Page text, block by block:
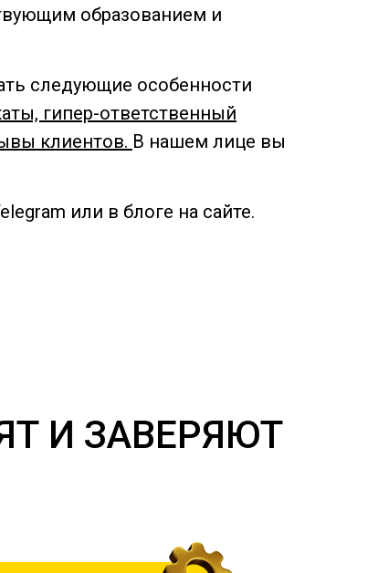
образованием и
следующие особенности
гипер-ответственный
клиентов. В нашем лице вы
или в блоге на сайте.
И ЗАВЕРЯЮТ